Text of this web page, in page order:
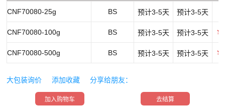
CNF70080-25g BS 预计3-5天 预计3-5天
CNF70080-100g BS 预计3-5天 预计3-5天
CNF70080-500g BS 预计3-5天 预计3-5天
大包装询价 添加收藏 分享给朋友：
加入购物车 去结算